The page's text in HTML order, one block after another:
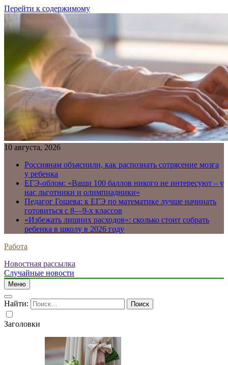
Перейти к содержимому
10 августа, 2026
Россиянам объяснили, как распознать сотрясение мозга
у ребенка
ЕГЭ-облом: «Ваши 100 баллов никого не интересуют – у
нас льготники и олимпиадники»
Педагог Гошева: к ЕГЭ по математике лучше начинать
готовиться с 8—9-х классов
«Избежать лишних расходов»: сколько стоит собрать
ребенка в школу в 2026 году
Работа
Новостная рассылка
Случайные новости
Меню
Найти:
Заголовки